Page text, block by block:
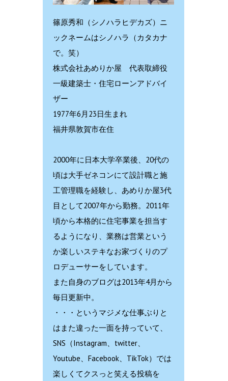
篠原秀和（シノハラヒデカズ）ニ
ックネームはシノハラ（カタカナ
で。笑）
株式会社あめりか屋 代表取締役
一級建築士・住宅ローンアドバイ
ザー
1977年6月23日生まれ
福井県敦賀市在住
2000年に日本大学卒業後、20代の
頃は大手ゼネコンにて設計職と施
工管理職を経験し、あめりか屋3代
目として2007年から勤務。2011年
頃から本格的に住宅事業を担当す
るようになり、業務は営業という
か楽しいステキなお家づくりのプ
ロデューサーをしています。
また自身のブログは2013年4月から
毎日更新中。
・・・というマジメな仕事ぶりと
はまた違った一面を持っていて、
SNS（Instagram、twitter、
Youtube、Facebook、TikTok）では
楽しくてクスっと笑える投稿を